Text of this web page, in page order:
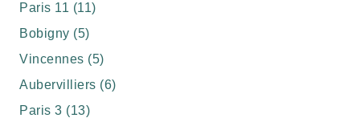
Paris 11 (11)
Bobigny (5)
Vincennes (5)
Aubervilliers (6)
Paris 3 (13)